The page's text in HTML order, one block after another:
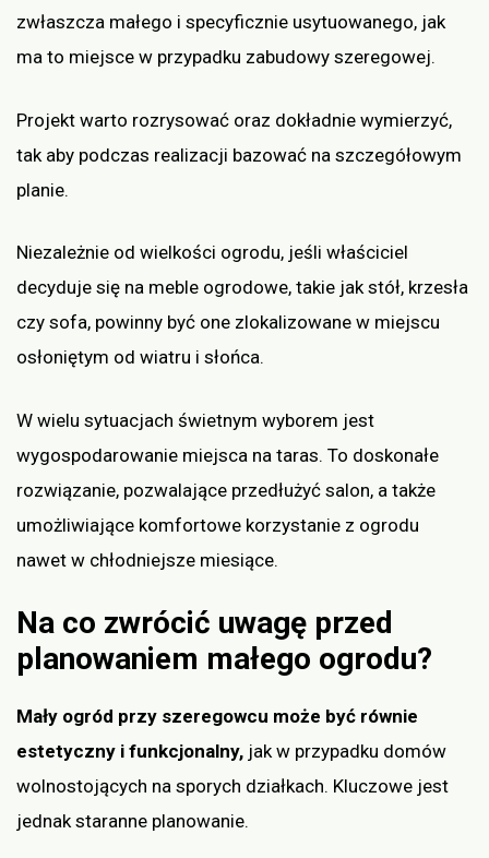
zwłaszcza małego i specyficznie usytuowanego, jak
ma to miejsce w przypadku zabudowy szeregowej.
Projekt warto rozrysować oraz dokładnie wymierzyć,
tak aby podczas realizacji bazować na szczegółowym
planie.
Niezależnie od wielkości ogrodu, jeśli właściciel
decyduje się na meble ogrodowe, takie jak stół, krzesła
czy sofa, powinny być one zlokalizowane w miejscu
osłoniętym od wiatru i słońca.
W wielu sytuacjach świetnym wyborem jest
wygospodarowanie miejsca na taras. To doskonałe
rozwiązanie, pozwalające przedłużyć salon, a także
umożliwiające komfortowe korzystanie z ogrodu
nawet w chłodniejsze miesiące.
Na co zwrócić uwagę przed
planowaniem małego ogrodu?
Mały ogród przy szeregowcu może być równie
estetyczny i funkcjonalny, jak w przypadku domów
wolnostojących na sporych działkach. Kluczowe jest
jednak staranne planowanie.